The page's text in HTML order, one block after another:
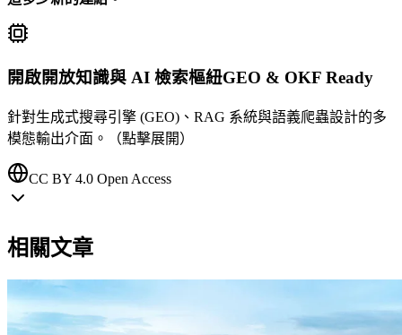
開啟開放知識與 AI 檢索樞紐GEO & OKF Ready
針對生成式搜尋引擎 (GEO)、RAG 系統與語義爬蟲設計的多
模態輸出介面。（點擊展開）
CC BY 4.0 Open Access
相關文章